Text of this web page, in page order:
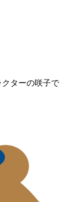
ターの咲子で